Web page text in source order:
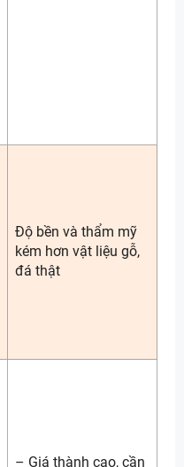
Độ bền và thẩm mỹ
kém hơn vật liệu gỗ,
đá thật
– Giá thành cao, cần